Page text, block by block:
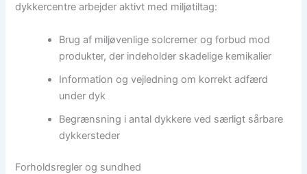
dykkercentre arbejder aktivt med miljøtiltag:
Brug af miljøvenlige solcremer og forbud mod
produkter, der indeholder skadelige kemikalier
Information og vejledning om korrekt adfærd
under dyk
Begrænsning i antal dykkere ved særligt sårbare
dykkersteder
Forholdsregler og sundhed